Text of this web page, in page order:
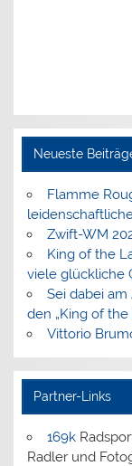
Neueste
Flamme
Zwift-WM
King of the
viele glückliche
Sei dabei
den „King of the
Vittorio
Partner-Links
169k
Radler und